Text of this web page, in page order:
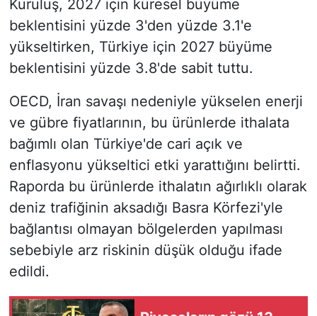
Kuruluş, 2027 için küresel büyüme
beklentisini yüzde 3'den yüzde 3.1'e
yükseltirken, Türkiye için 2027 büyüme
beklentisini yüzde 3.8'de sabit tuttu.
OECD, İran savaşı nedeniyle yükselen enerji
ve gübre fiyatlarının, bu ürünlerde ithalata
bağımlı olan Türkiye'de cari açık ve
enflasyonu yükseltici etki yarattığını belirtti.
Raporda bu ürünlerde ithalatın ağırlıklı olarak
deniz trafiğinin aksadığı Basra Körfezi'yle
bağlantısı olmayan bölgelerden yapılması
sebebiyle arz riskinin düşük olduğu ifade
edildi.